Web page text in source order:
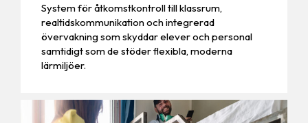
System för åtkomstkontroll till klassrum,
realtidskommunikation och integrerad
övervakning som skyddar elever och personal
samtidigt som de stöder flexibla, moderna
lärmiljöer.